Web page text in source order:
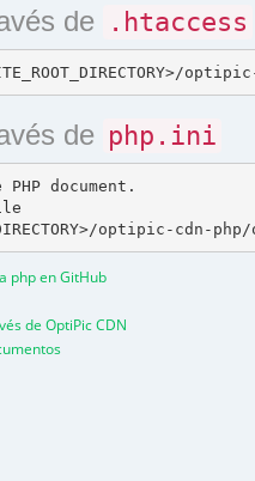
de .htaccess
de php.ini
document.
php en GitHub
de OptiPic CDN